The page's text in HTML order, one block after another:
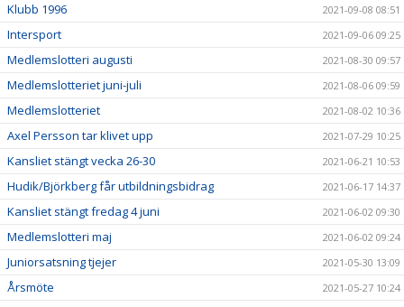
Klubb 1996 2021-09-08 08:51
Intersport 2021-09-06 09:25
Medlemslotteri augusti 2021-08-30 09:57
Medlemslotteriet juni-juli 2021-08-06 09:59
Medlemslotteriet 2021-08-02 10:36
Axel Persson tar klivet upp 2021-07-29 10:25
Kansliet stängt vecka 26-30 2021-06-21 10:53
Hudik/Björkberg får utbildningsbidrag 2021-06-17 14:37
Kansliet stängt fredag 4 juni 2021-06-02 09:30
Medlemslotteri maj 2021-06-02 09:24
Juniorsatsning tjejer 2021-05-30 13:09
Årsmöte 2021-05-27 10:24